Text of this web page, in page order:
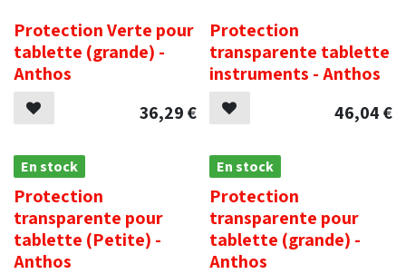
Protection Verte pour
tablette (grande) -
Anthos
36,29€
Protection
transparente tablette
instruments - Anthos
46,04€
En stock
Protection
transparente pour
tablette (Petite) -
Anthos
En stock
Protection
transparente pour
tablette (grande) -
Anthos